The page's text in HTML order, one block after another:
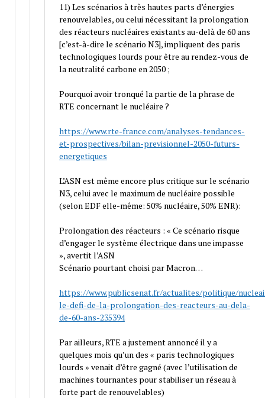
11) Les scénarios à très hautes parts d’énergies
renouvelables, ou celui nécessitant la prolongation
des réacteurs nucléaires existants au-delà de 60 ans
[c’est-à-dire le scénario N3], impliquent des paris
technologiques lourds pour être au rendez-vous de
la neutralité carbone en 2050 ;
Pourquoi avoir tronqué la partie de la phrase de
RTE concernant le nucléaire ?
https://www.rte-france.com/analyses-tendances-
et-prospectives/bilan-previsionnel-2050-futurs-
energetiques
L’ASN est même encore plus critique sur le scénario
N3, celui avec le maximum de nucléaire possible
(selon EDF elle-même: 50% nucléaire, 50% ENR):
Prolongation des réacteurs : « Ce scénario risque
d’engager le système électrique dans une impasse
», avertit l’ASN
Scénario pourtant choisi par Macron…
https://www.publicsenat.fr/actualites/politique/
le-defi-de-la-prolongation-des-reacteurs-au-dela-
de-60-ans-235394
Par ailleurs, RTE a justement annoncé il y a
quelques mois qu’un des « paris technologiques
lourds » venait d’être gagné (avec l’utilisation de
machines tournantes pour stabiliser un réseau à
forte part de renouvelables)